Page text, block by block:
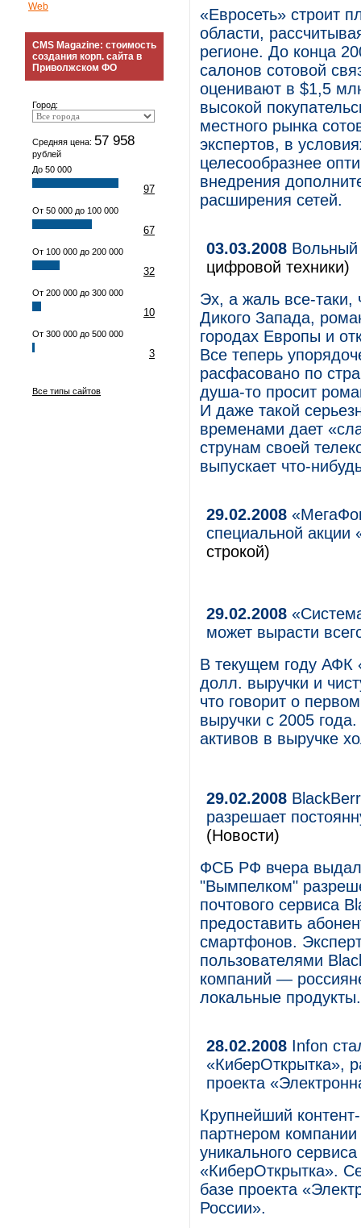
Web
CMS Magazine: стоимость
создания корп. сайта в
Приволжском ФО
Город:
Средняя цена: 57 958
рублей
До 50 000
97
От 50 000 до 100 000
67
От 100 000 до 200 000
32
От 200 000 до 300 000
10
От 300 000 до 500 000
3
Все типы сайтов
«Евросеть» строит
области,
регионе. До конца
салонов сотовой
оценивают в $1,5
высокой
местного рынка
экспертов, в
целесообразнее
внедрения
расширения сетей.
03.03.2008 Вольный
цифровой техники)
Эх, а жаль все-таки,
Дикого Запада,
городах Европы и
Все теперь
расфасовано по
душа-то просит
И даже такой
временами дает
струнам своей
выпускает что-
29.02.2008
специальной акции
строкой)
29.02.2008
может вырасти
В текущем году АФК
долл. выручки и
что говорит о
выручки с 2005
активов в выручке
29.02.2008
разрешает
(Новости)
ФСБ РФ вчера
"Вымпелком"
почтового сервиса
предоставить
смартфонов.
пользователями
компаний —
локальные продукты.
28.02.2008 Infon
«КиберОткрытка»,
проекта
Крупнейший
партнером
уникального
«КиберОткрытка».
базе проекта
России».